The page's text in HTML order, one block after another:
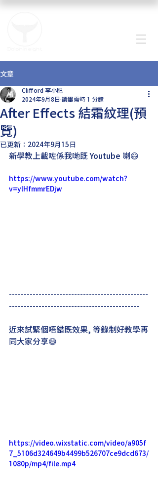
文章
After Effects 結霜紋理(預
覽)
Clifford 李小肥
2024年9月8日 讀畢需時 1 分鐘
已更新： 2024年9月15日
新學教上載咗係我哋既 Youtube 喇😄
https://www.youtube.com/watch?
v=ylHfmmrEDjw
-----------------------------------------------
--------------------------------------------
近來試緊個唔錯既效果, 等錄制好教學再
同大家分享😄
https://video.wixstatic.com/video/a905f
7_5106d324649b4499b526707ce9dcd673/
1080p/mp4/file.mp4